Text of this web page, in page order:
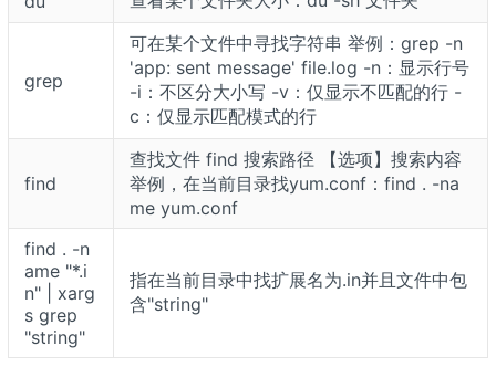
grep
可在某个文件中寻找字符串 举例：grep -n
'app: sent message' file.log -n：显示行号
-i：不区分大小写 -v：仅显示不匹配的行 -
c：仅显示匹配模式的行
find
查找文件 find 搜索路径 【选项】搜索内容
举例，在当前目录找yum.conf：find . -na
me yum.conf
find . -n
ame "*.i
n" | xarg
s grep
"string"
指在当前目录中找扩展名为.in并且文件中包
含"string"